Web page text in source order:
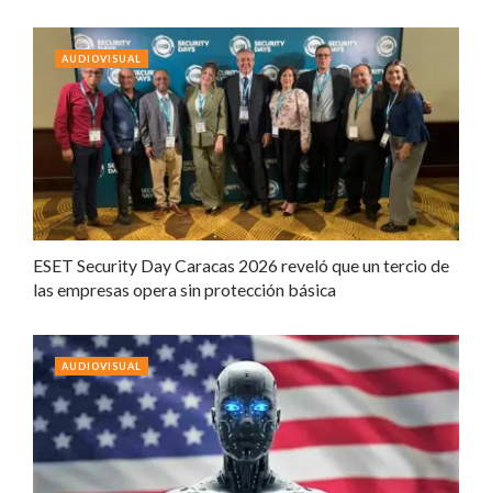
ESET Security Day Caracas 2026 reveló que un tercio de
las empresas opera sin protección básica
AUDIOVISUAL
AUDIOVISUAL